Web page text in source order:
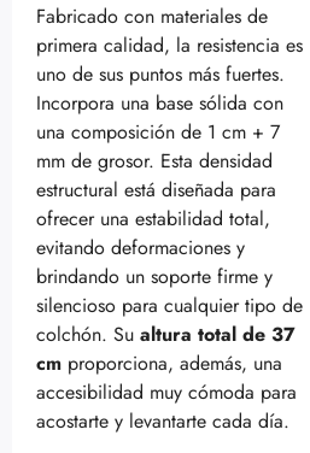
Fabricado con materiales de
primera calidad, la resistencia es
uno de sus puntos más fuertes.
Incorpora una base sólida con
una composición de 1 cm + 7
mm de grosor. Esta densidad
estructural está diseñada para
ofrecer una estabilidad total,
evitando deformaciones y
brindando un soporte firme y
silencioso para cualquier tipo de
colchón. Su altura total de 37
cm proporciona, además, una
accesibilidad muy cómoda para
acostarte y levantarte cada día.